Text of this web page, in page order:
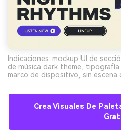
Indicaciones: mockup UI de
de música dark theme,
marco de dispositivo, sin
Crea Visuales De